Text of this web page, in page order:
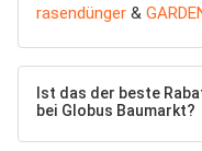
rasendünger &
Ist das der beste
bei Globus Baumarkt?